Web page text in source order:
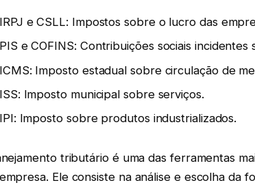
IRPJ e CSLL: Impostos sobre o lucro das
PIS e COFINS: Contribuições sociais
ICMS: Imposto estadual sobre circulação de
ISS: Imposto municipal sobre serviços.
IPI: Imposto sobre produtos industrializados.
tributário é uma das ferramentas
Ele consiste na análise e escolha da